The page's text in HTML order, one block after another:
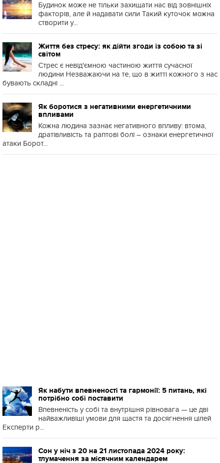
Будинок може не тільки захищати нас від зовнішніх
факторів, але й надавати сили Такий куточок можна
створити у...
Життя без стресу: як дійти згоди із собою та зі
світом
Стрес є невід'ємною частиною життя сучасної
людини Незважаючи на те, що в житті кожного з нас
бувають складні ...
Як боротися з негативними енергетичними
впливами
Кожна людина зазнає негативного впливу: втома,
дратівливість та раптові болі – ознаки енергетичної
атаки Борот...
Як набути впевненості та гармонії: 5 питань, які
потрібно собі поставити
Впевненість у собі та внутрішня рівновага — це дві
найважливіші умови для щастя та досягнення цілей
Експерти р...
Сон у ніч з 20 на 21 листопада 2024 року:
тлумачення за місячним календарем